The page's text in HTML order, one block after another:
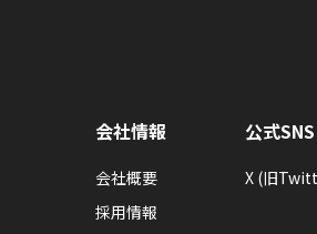
会社情報
会社概要
採用情報
公式SNS
X (旧